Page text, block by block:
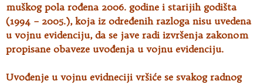
muškog pola rođena 2006. godine i starijih godišta
(1994 – 2005.), koja iz određenih razloga nisu uvedena
u vojnu evidenciju, da se jave radi izvršenja zakonom
propisane obaveze uvođenja u vojnu evidenciju.
Uvođenje u vojnu evidneciji vršiće se svakog radnog